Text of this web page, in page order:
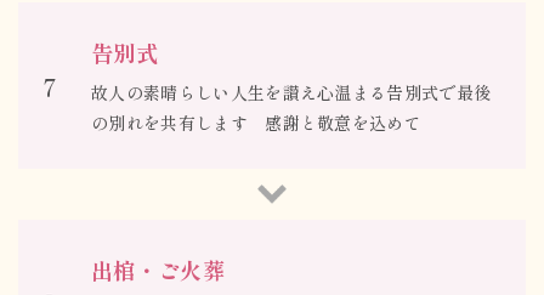
7
告別式
故人の素晴らしい人生を讃え心温まる告別式で最後
の別れを共有します 感謝と敬意を込めて
出棺・ご火葬